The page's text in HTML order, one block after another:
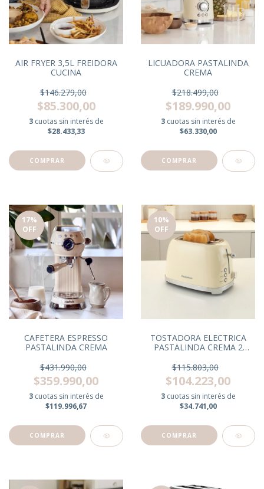
AIR FRYER 3,5L FREIDORA
CUCINA
$146.279,00
$85.300,00
3 cuotas sin interés de
$28.433,33
LICUADORA PASTALINDA
CREMA
$218.499,00
$189.990,00
3 cuotas sin interés de
$63.330,00
17%
OFF
CAFETERA ESPRESSO
PASTALINDA CREMA
$431.990,00
$359.990,00
3 cuotas sin interés de
$119.996,67
10%
OFF
TOSTADORA ELECTRICA
PASTALINDA CREMA 2
$115.803,00
$104.223,00
3 cuotas sin interés de
$34.741,00